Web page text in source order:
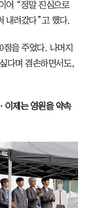
어 “정말 진심으로
내려갔다”고 했다.
을 주었다. 나머지
다며 겸손하면서도,
제는 영원을 약속